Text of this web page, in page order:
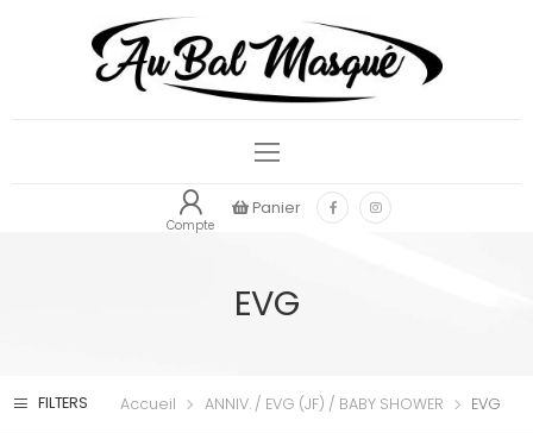
Compte
Panier
EVG
FILTERS Accueil ANNIV. / EVG (JF) / BABY SHOWER EVG